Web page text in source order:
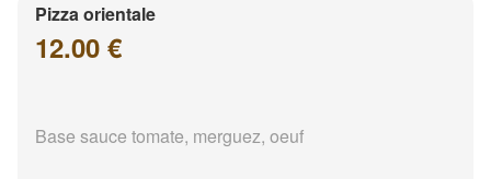
Pizza orientale
12.00 €
Base sauce tomate, merguez, oeuf